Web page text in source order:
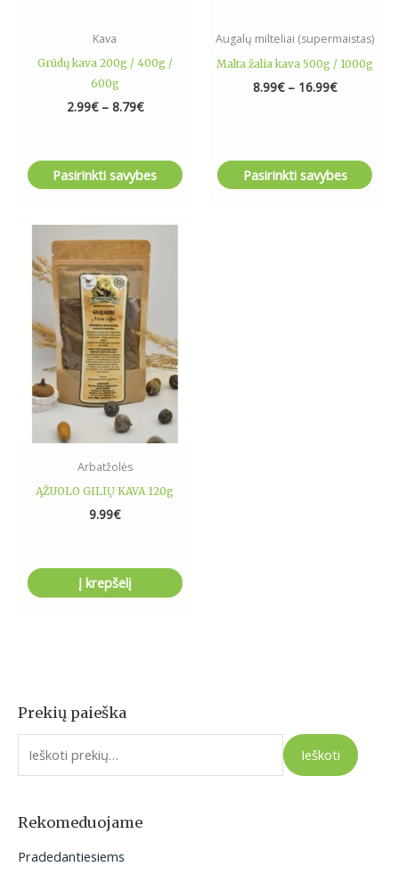
Prekių paieška
I
e
o
Ieškoti
Rekomeduojame
Pradedantiesiems
Kava
Grūdų kava 200g / 400g /
600g
2.99€ – 8.79€
Pasirinkti savybes
page
Augalų milteliai (supermaistas)
Malta žalia kava 500g / 1000g
8.99€ – 16.99€
Pasirinkti savybes
product
page
Arbatžolės
ĄŽUOLO GILIŲ KAVA 120g
9.99€
Į krepšelį